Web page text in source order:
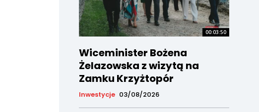
00:03:50
Wiceminister Bożena
Żelazowska z wizytą na
Zamku Krzyżtopór
Inwestycje 03/08/2026